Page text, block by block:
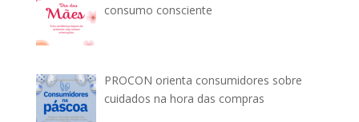
consumo consciente
PROCON orienta consumidores sobre
cuidados na hora das compras